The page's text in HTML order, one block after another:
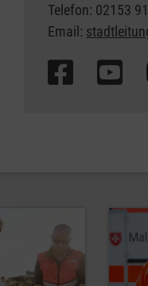
Telefon: 02153
Email: